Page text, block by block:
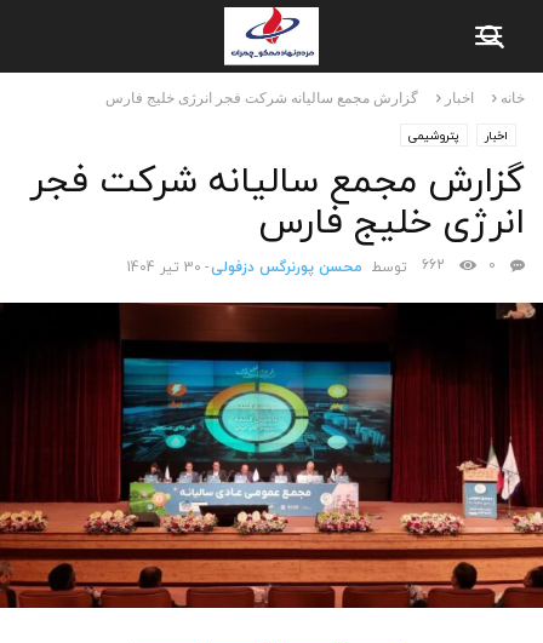
خانه اخبار گزارش مجمع سالیانه شرکت فجر انرژی خلیج فارس
اخبار پتروشیمی
گزارش مجمع سالیانه شرکت فجر
انرژی خلیج فارس
توسط محسن پورنرگس دزفولی-30 تیر 1404 0
662